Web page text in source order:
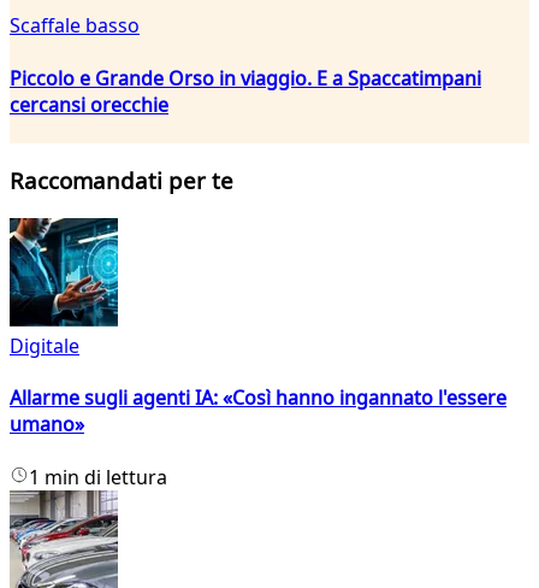
Scaffale basso
Piccolo e Grande Orso in viaggio. E a Spaccatimpani
cercansi orecchie
Raccomandati per te
Digitale
Allarme sugli agenti IA: «Così hanno ingannato l'essere
umano»
1 min di lettura